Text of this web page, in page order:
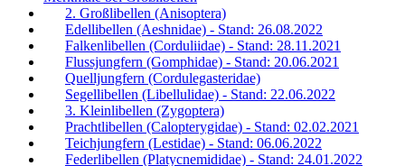
2. Großlibellen (Anisoptera)
Edellibellen (Aeshnidae) - Stand: 26.08.2022
Falkenlibellen (Corduliidae) - Stand: 28.11.2021
Flussjungfern (Gomphidae) - Stand: 20.06.2021
Quelljungfern (Cordulegasteridae)
Segellibellen (Libellulidae) - Stand: 22.06.2022
3. Kleinlibellen (Zygoptera)
Prachtlibellen (Calopterygidae) - Stand: 02.02.2021
Teichjungfern (Lestidae) - Stand: 06.06.2022
Federlibellen (Platycnemididae) - Stand: 24.01.2022